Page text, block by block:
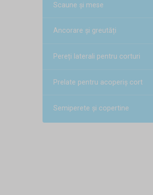
Scaune și mese
Ancorare și greutăți
Pereți laterali pentru corturi
Prelate pentru acoperiș cort
Semiperete și copertine